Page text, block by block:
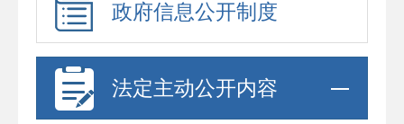
政府信息公开制度
法定主动公开内容